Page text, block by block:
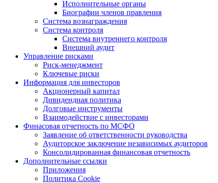
Исполнительные органы
Биографии членов правления
Система вознаграждения
Система контроля
Система внутреннего контроля
Внешний аудит
Управление рисками
Риск-менеджмент
Ключевые риски
Информация для инвесторов
Акционерный капитал
Дивидендная политика
Долговые инструменты
Взаимодействие с инвеcторами
Финасовая отчетность по МСФО
Заявление об ответственности руководства
Аудиторское заключение независимых аудиторов
Консолидированная финансовая отчетность
Дополнительные ссылки
Приложения
Политика Cookie